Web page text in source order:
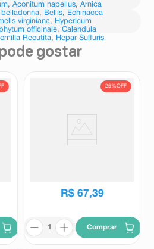
,Aconitum napellus,Arnica
, Bellis, Echinacea
virginiana, Hypericum
officinale,Calendula
Recutita, Hepar Sulfuris
gostar
25%OFF
R$ 67,39
Comprar